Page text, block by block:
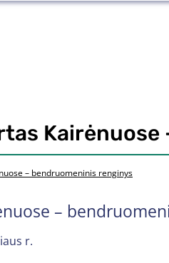
– bendruomeninis renginys
–
r.